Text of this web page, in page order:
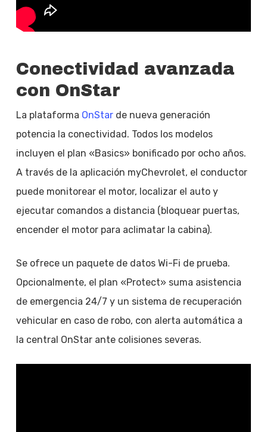
Conectividad avanzada
con OnStar
La plataforma OnStarde nueva generación
potencia la conectividad. Todos los modelos
incluyen el plan «Basics» bonificado por ocho años.
A través de la aplicación myChevrolet, el conductor
puede monitorear el motor, localizar el auto y
ejecutar comandos a distancia (bloquear puertas,
encender el motor para aclimatar la cabina).
Se ofrece un paquete de datos Wi-Fi de prueba.
Opcionalmente, el plan «Protect» suma asistencia
de emergencia 24/7 y un sistema de recuperación
vehicular en caso de robo, con alerta automática a
la central OnStar ante colisiones severas.